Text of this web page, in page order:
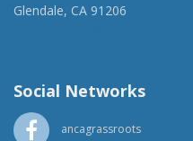
Glendale, CA 91206
Social Networks
ancagrassroots